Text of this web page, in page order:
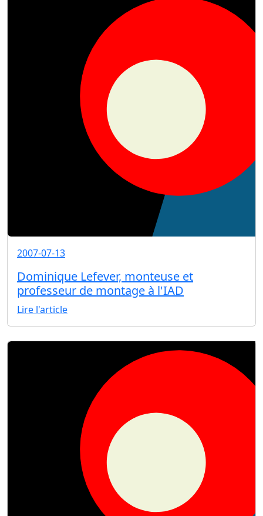
2007-07-13
Dominique Lefever, monteuse et
professeur de montage à l'IAD
Lire l'article